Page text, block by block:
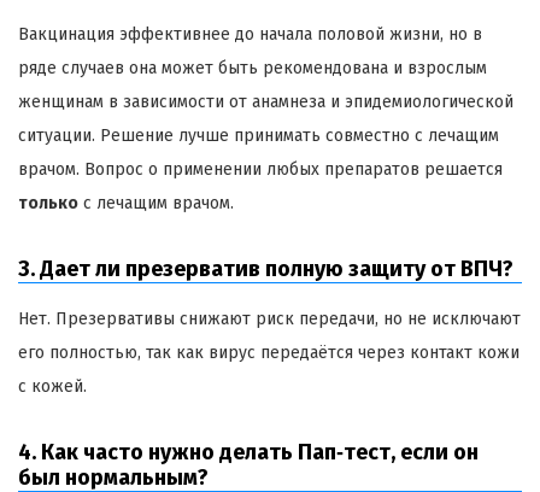
Вакцинация эффективнее до начала половой жизни, но в
ряде случаев она может быть рекомендована и взрослым
женщинам в зависимости от анамнеза и эпидемиологической
ситуации. Решение лучше принимать совместно с лечащим
врачом. Вопрос о применении любых препаратов решается
только с лечащим врачом.
3. Дает ли презерватив полную защиту от ВПЧ?
Нет. Презервативы снижают риск передачи, но не исключают
его полностью, так как вирус передаётся через контакт кожи
с кожей.
4. Как часто нужно делать Пап‑тест, если он
был нормальным?